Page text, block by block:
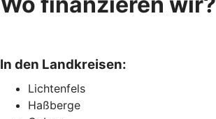
In den Landkreisen:
Lichtenfels
Haßberge